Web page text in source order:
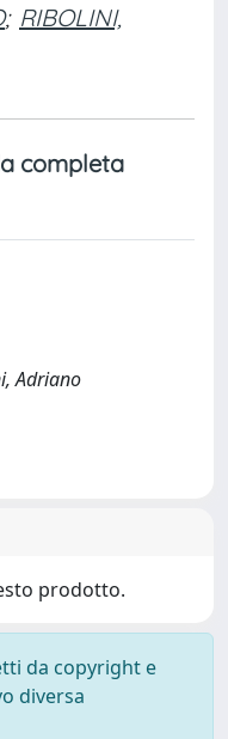
; RIBOLINI,
completa
Adriano
prodotto.
da copyright e
diversa